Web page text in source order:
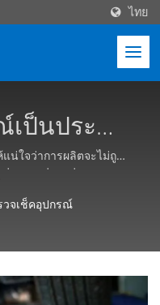
ไทย
ป็นประจำ
รผลิตจะไม่
วลาขาย
กรสิ่งทอ
วลานำสั้น -
(KY)
น่ใจว่าการผลิตจะไม่ถูก
องจักรสิ่งทอที่ทนทาน
Yhe (KY)
วจเช็คอุปกรณ์